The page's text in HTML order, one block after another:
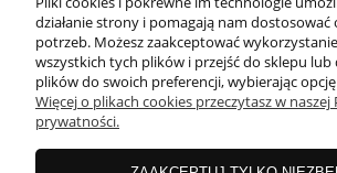
MOJE KONTO
PŁATNOŚCI I
działanie strony i pomagają nam dostosować
potrzeb. Możesz zaakceptować
wszystkich tych plików i przejść do sklepu lub
plików do swoich preferencji, wybierając
Więcej o plikach cookies przeczytasz w naszej
prywatności.